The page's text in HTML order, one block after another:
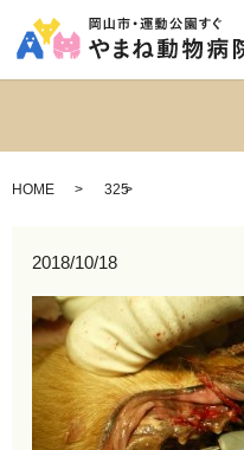
HOME 325
2018/10/18